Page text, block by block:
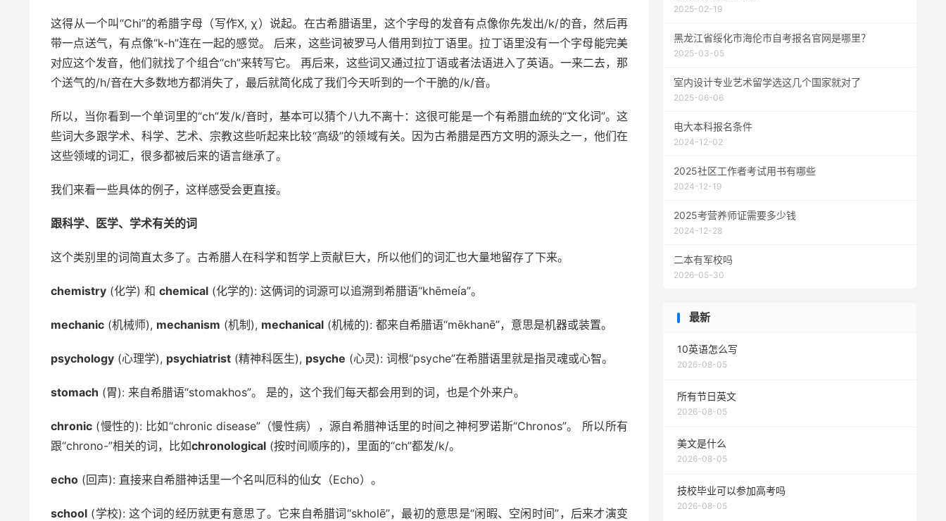
这得从一个叫“Chi”的希腊字母（写作Χ, χ）说起。在古希腊语里，这个字母的发音有点像你先发出/k/的音，然后再
带一点送气，有点像“k-h”连在一起的感觉。 后来，这些词被罗马人借用到拉丁语里。拉丁语里没有一个字母能完美
对应这个发音，他们就找了个组合“ch”来转写它。 再后来，这些词又通过拉丁语或者法语进入了英语。一来二去，那
个送气的/h/音在大多数地方都消失了，最后就简化成了我们今天听到的一个干脆的/k/音。
所以，当你看到一个单词里的“ch”发/k/音时，基本可以猜个八九不离十：这很可能是一个有希腊血统的“文化词”。这
些词大多跟学术、科学、艺术、宗教这些听起来比较“高级”的领域有关。因为古希腊是西方文明的源头之一，他们在
这些领域的词汇，很多都被后来的语言继承了。
我们来看一些具体的例子，这样感受会更直接。
跟科学、医学、学术有关的词
这个类别里的词简直太多了。古希腊人在科学和哲学上贡献巨大，所以他们的词汇也大量地留存了下来。
chemistry (化学) 和 chemical (化学的): 这俩词的词源可以追溯到希腊语“khēmeía”。
mechanic (机械师), mechanism (机制), mechanical (机械的): 都来自希腊语“mēkhanē”，意思是机器或装置。
psychology (心理学), psychiatrist (精神科医生), psyche (心灵): 词根“psyche”在希腊语里就是指灵魂或心智。
stomach (胃): 来自希腊语“stomakhos”。 是的，这个我们每天都会用到的词，也是个外来户。
chronic (慢性的): 比如“chronic disease”（慢性病），源自希腊神话里的时间之神柯罗诺斯“Chronos”。 所以所有
跟“chrono-”相关的词，比如chronological (按时间顺序的)，里面的“ch”都发/k/。
echo (回声): 直接来自希腊神话里一个名叫厄科的仙女（Echo）。
school (学校): 这个词的经历就更有意思了。它来自希腊词“skholē”，最初的意思是“闲暇、空闲时间”，后来才演变
2025-02-19
黑龙江省绥化市海伦市自考报名官网是哪里？
2025-03-05
室内设计专业艺术留学选这几个国家就对了
2025-06-06
电大本科报名条件
2024-12-02
2025社区工作者考试用书有哪些
2024-12-19
2025考营养师证需要多少钱
2024-12-28
二本有军校吗
2026-05-30
最新
10英语怎么写
2026-08-05
所有节日英文
2026-08-05
美文是什么
2026-08-05
技校毕业可以参加高考吗
2026-08-05